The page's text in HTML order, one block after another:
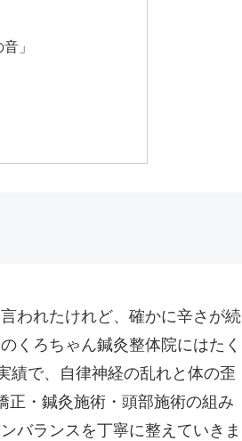
」
われたけれど、確かに辛さが続
くろちゃん鍼灸整体院にはたく
績で、自律神経の乱れと体の歪
正・鍼灸施術・頭部施術の組み
バランスを丁寧に整えていきま